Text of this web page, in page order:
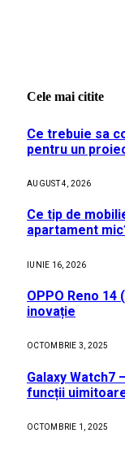
Cele mai citite
Ce trebuie sa
pentru un
AUGUST 4, 2026
Ce tip de
apartament
IUNIE 16, 2026
OPPO Reno
inovație
OCTOMBRIE 3, 2025
Galaxy Watch7
funcții
OCTOMBRIE 1, 2025